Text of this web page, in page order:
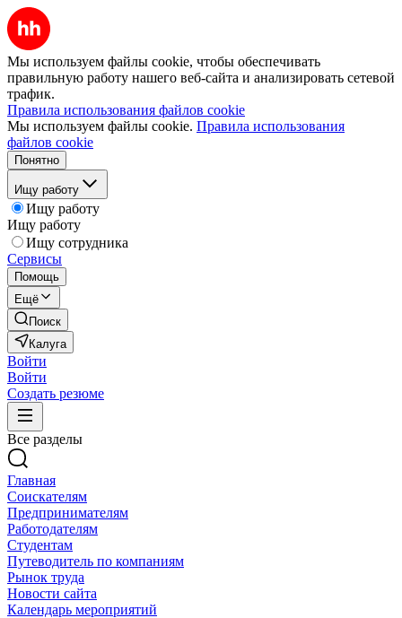
Мы используем файлы cookie, чтобы обеспечивать
правильную работу нашего веб-сайта и анализировать сетевой
трафик.
Правила использования файлов cookie
Мы используем файлы cookie. Правила использования
файлов cookie
Понятно
Ищу работу
Ищу работу
Ищу работу
Ищу сотрудника
Сервисы
Помощь
Ещё
Поиск
Калуга
Войти
Войти
Создать резюме
Все разделы
Главная
Соискателям
Предпринимателям
Работодателям
Студентам
Путеводитель по компаниям
Рынок труда
Новости сайта
Календарь мероприятий